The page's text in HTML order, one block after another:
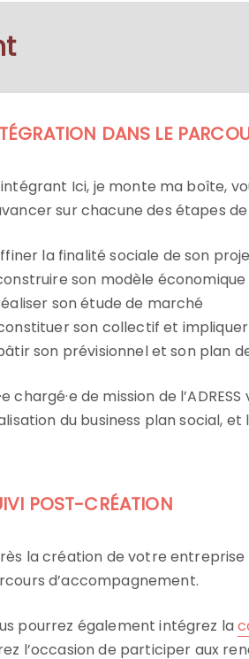
DANS LE
intégrant Ici, je monte ma boîte,
sur chacune des étapes
la finalité sociale de son
son modèle
son étude de marché
son collectif et
son prévisionnel et son plan
chargé·e de mission de
du business plan social,
POST-CRÉATION
la création de votre entreprise
d’accompagnement.
pourrez également intégrez la
l’occasion de participer aux